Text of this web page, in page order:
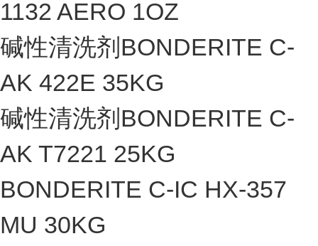
1132 AERO 1OZ
碱性清洗剂BONDERITE C-
AK 422E 35KG
碱性清洗剂BONDERITE C-
AK T7221 25KG
BONDERITE C-IC HX-357
MU 30KG